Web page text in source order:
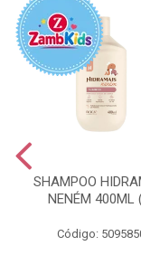
SHAMPOO
NENÉM 400ML
Código: